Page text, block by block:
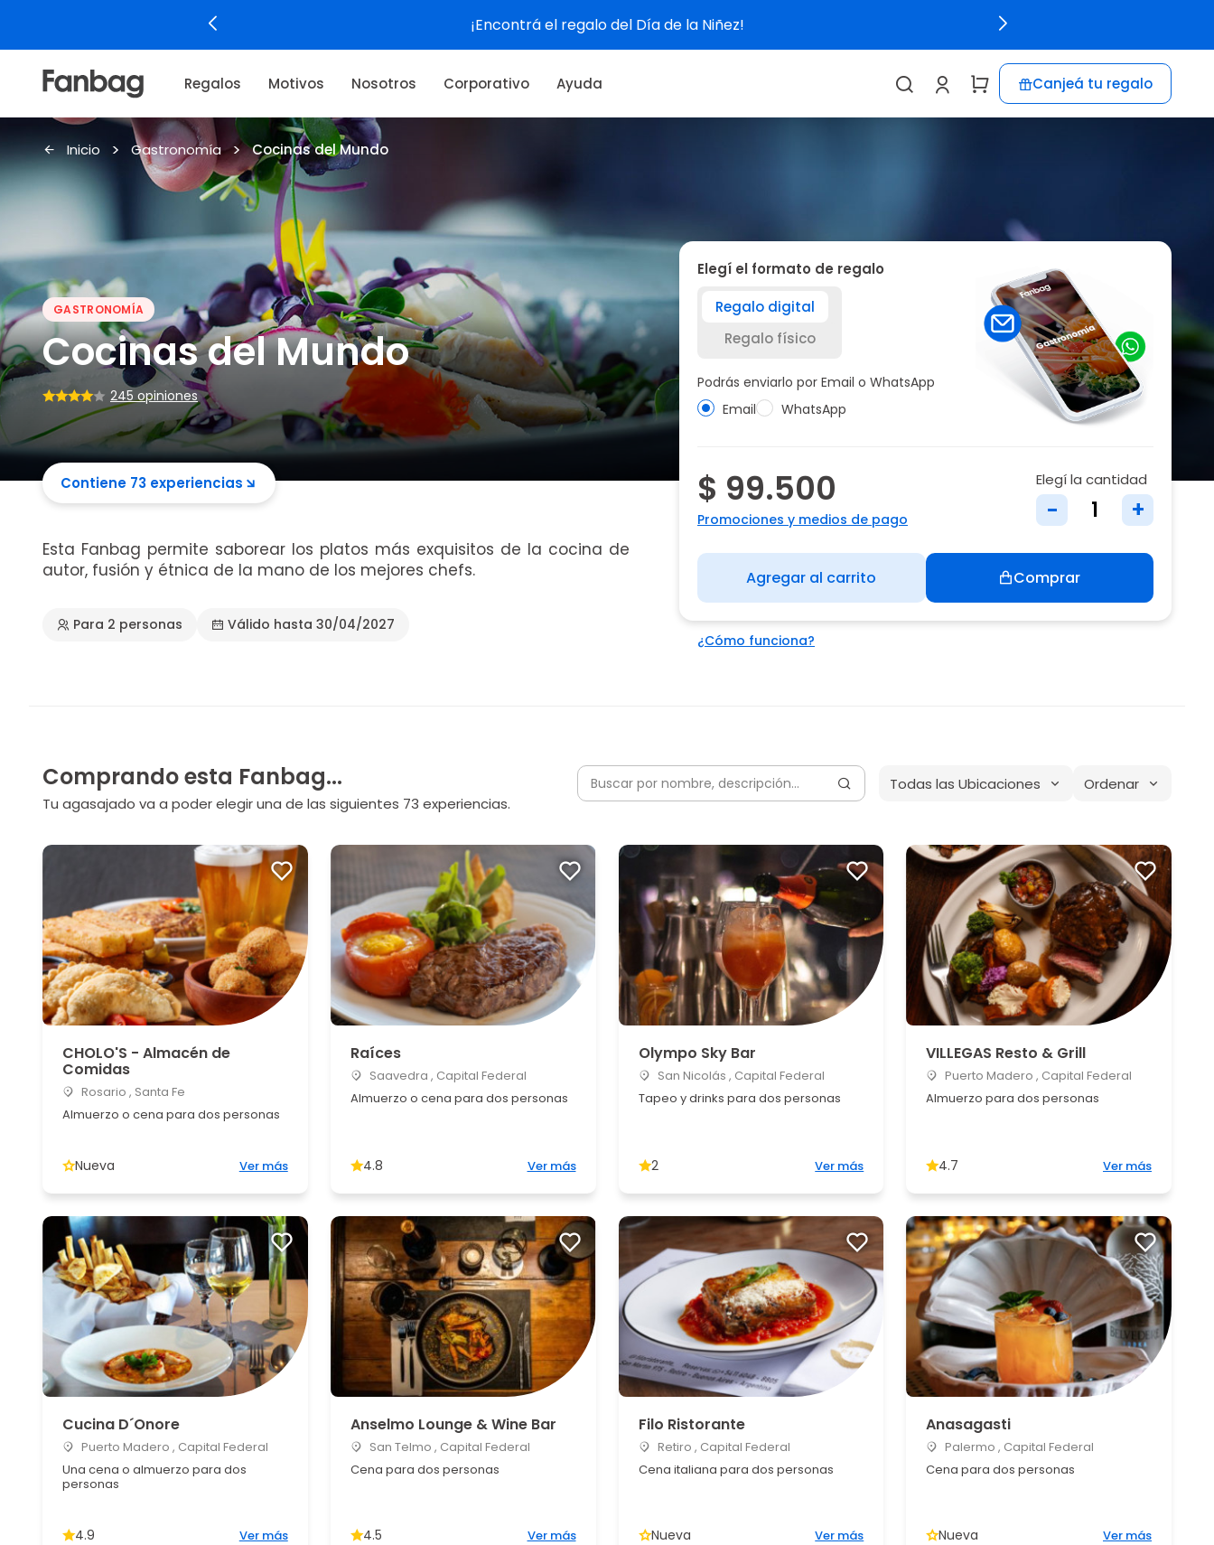
Ver experiencias
Regalos Motivos Nosotros Corporativo Ayuda Canjeá tu regalo
Inicio Gastronomía Cocinas del Mundo
GASTRONOMÍA
Cocinas del Mundo
245 opiniones
Contiene 73 experiencias
Esta Fanbag permite saborear los platos más exquisitos de la cocina de
autor, fusión y étnica de la mano de los mejores chefs.
Para 2 personas Válido hasta 30/04/2027
Elegí el formato de regalo
Regalo digital
Regalo físico
Podrás enviarlo por Email o WhatsApp
Email
WhatsApp
$ 99.500
Promociones y medios de pago
Elegí la cantidad
- +
Agregar al carrito Comprar
¿Cómo funciona?
Comprando esta Fanbag...
Tu agasajado va a poder elegir una de las siguientes 73 experiencias.
Todas las Ubicaciones Ordenar
CHOLO'S - Almacén de
Comidas
Rosario , Santa Fe
Almuerzo o cena para dos personas
Nueva Ver más
Raíces
Saavedra , Capital Federal
Almuerzo o cena para dos personas
4.8 Ver más
Olympo Sky Bar
San Nicolás , Capital Federal
Tapeo y drinks para dos personas
2 Ver más
VILLEGAS Resto & Grill
Puerto Madero , Capital Federal
Almuerzo para dos personas
4.7 Ver más
Cucina D´Onore
Puerto Madero , Capital Federal
Una cena o almuerzo para dos
personas
4.9 Ver más
Anselmo Lounge & Wine Bar
San Telmo , Capital Federal
Cena para dos personas
4.5 Ver más
Filo Ristorante
Retiro , Capital Federal
Cena italiana para dos personas
Nueva Ver más
Anasagasti
Palermo , Capital Federal
Cena para dos personas
Nueva Ver más